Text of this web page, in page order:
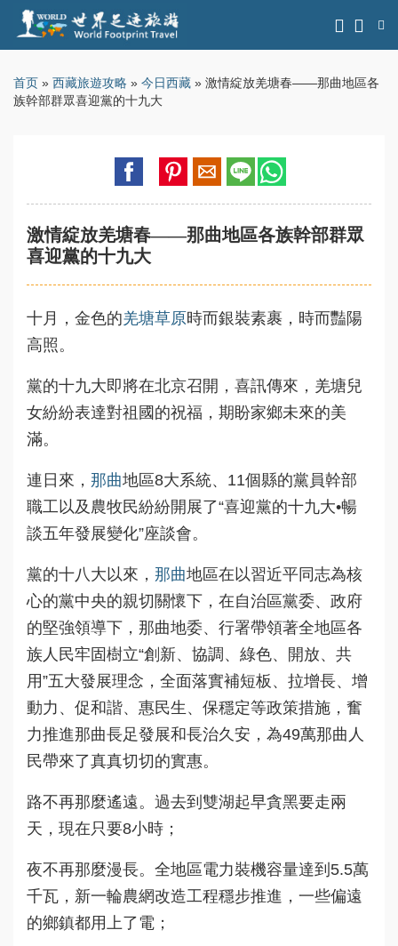
首页 » 西藏旅遊攻略 » 今日西藏 » 激情綻放羌塘春——那曲地區各
族幹部群眾喜迎黨的十九大
激情綻放羌塘春——那曲地區各族幹部群眾
喜迎黨的十九大
十月，金色的羌塘草原時而銀裝素裹，時而豔陽
高照。
黨的十九大即將在北京召開，喜訊傳來，羌塘兒
女紛紛表達對祖國的祝福，期盼家鄉未來的美
滿。
連日來， 那曲地區8大系統、11個縣的黨員幹部
職工以及農牧民紛紛開展了“喜迎黨的十九大•暢
談五年發展變化”座談會。
黨的十八大以來， 那曲地區在以習近平同志為核
心的黨中央的親切關懷下，在自治區黨委、政府
的堅強領導下，那曲地委、行署帶領著全地區各
族人民牢固樹立“創新、協調、綠色、開放、共
用”五大發展理念，全面落實補短板、拉增長、增
動力、促和諧、惠民生、保穩定等政策措施，奮
力推進那曲長足發展和長治久安，為49萬那曲人
民帶來了真真切切的實惠。
路不再那麼遙遠。過去到雙湖起早貪黑要走兩
天，現在只要8小時；
夜不再那麼漫長。全地區電力裝機容量達到5.5萬
千瓦，新一輪農網改造工程穩步推進，一些偏遠
的鄉鎮都用上了電；